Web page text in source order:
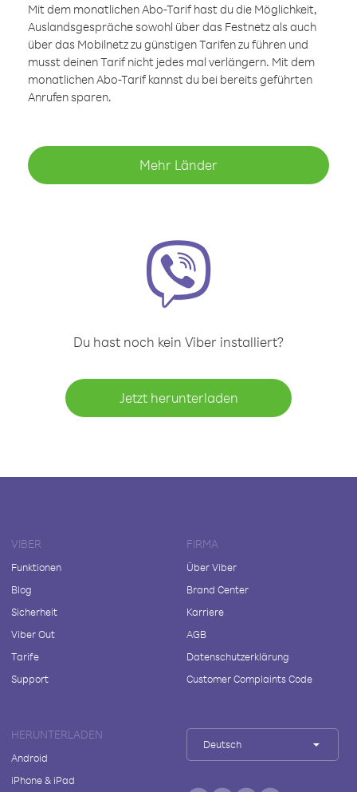
Mit dem monatlichen Abo-Tarif hast du die Möglichkeit,
Auslandsgespräche sowohl über das Festnetz als auch
über das Mobilnetz zu günstigen Tarifen zu führen und
musst deinen Tarif nicht jedes mal verlängern. Mit dem
monatlichen Abo-Tarif kannst du bei bereits geführten
Anrufen sparen.
Mehr Länder
Du hast noch kein Viber installiert?
Jetzt herunterladen
VIBER
Funktionen
Blog
Sicherheit
Viber Out
Tarife
Support
FIRMA
Über Viber
Brand Center
Karriere
AGB
Datenschutzerklärung
Customer Complaints Code
HERUNTERLADEN
Android
iPhone & iPad
Deutsch